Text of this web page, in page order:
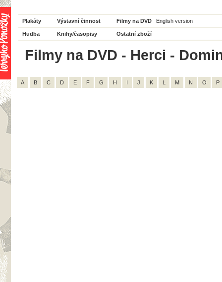
Plakáty Výstavní činnost Filmy na DVD English version
Hudba Knihy/časopisy Ostatní zboží
Filmy na DVD - Herci -
A B C D E F G H I J K L M N O P